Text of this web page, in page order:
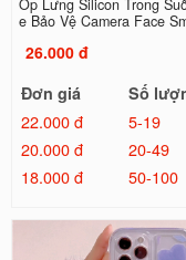
Ốp Lưng Silicon Trong
e Bảo Vệ Camera Face
26.000 đ
Đơn giá
Số
22.000 đ
5-19
20.000 đ
20-49
18.000 đ
50-100